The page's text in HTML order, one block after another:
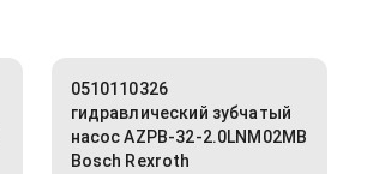
0510110326
гидравлический зубчатый
насос AZPB-32-2.0LNM02MB
Bosch Rexroth